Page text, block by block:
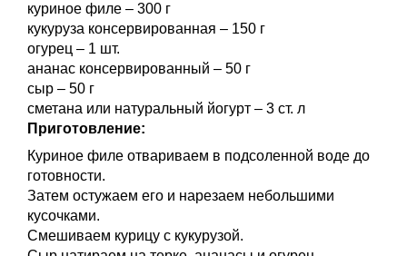
куриное филе – 300 г
кукуруза консервированная – 150 г
огурец – 1 шт.
ананас консервированный – 50 г
сыр – 50 г
сметана или натуральный йогурт – 3 ст. л
Приготовление:
Куриное филе отвариваем в подсоленной воде до
готовности.
Затем остужаем его и нарезаем небольшими
кусочками.
Смешиваем курицу с кукурузой.